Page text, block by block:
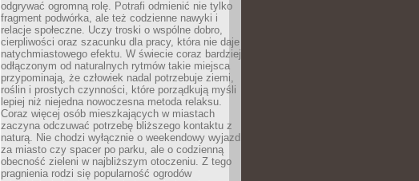
odgrywać ogromną rolę. Potrafi odmienić nie tylko
fragment podwórka, ale też codzienne nawyki i
relacje społeczne. Uczy troski o wspólne dobro,
cierpliwości oraz szacunku dla pracy, która nie daje
natychmiastowego efektu. W świecie coraz bardziej
odłączonym od naturalnych rytmów takie miejsca
przypominają, że człowiek nadal potrzebuje ziemi,
roślin i prostych czynności, które porządkują myśli
lepiej niż niejedna nowoczesna metoda relaksu.
Coraz więcej osób mieszkających w miastach
zaczyna odczuwać potrzebę bliższego kontaktu z
naturą. Nie chodzi wyłącznie o weekendowy wyjazd
za miasto czy spacer po parku, ale o codzienną
obecność zieleni w najbliższym otoczeniu. Z tego
pragnienia rodzi się popularność ogrodów